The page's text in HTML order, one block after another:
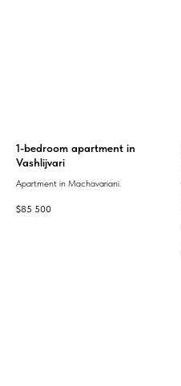
1-bedroom apartment in
Vashlijvari
Apartment in Machavariani.
$85 500